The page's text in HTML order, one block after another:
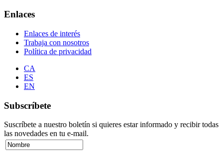
Enlaces
Enlaces de interés
Trabaja con nosotros
Política de privacidad
CA
ES
EN
Subscríbete
Suscríbete a nuestro boletín si quieres estar informado y recibir todas
las novedades en tu e-mail.